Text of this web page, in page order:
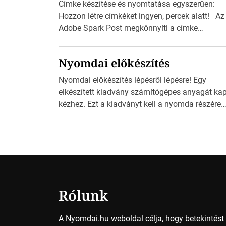
Címke készítése és nyomtatása egyszerűen:
Hozzon létre címkéket ingyen, percek alatt! Az
Adobe Spark Post megkönnyíti a címke
tartalmaz, amelyek segítségével igazán
foroghatnak a kreatív fogaskerekek, miközben
zajlik a saját címke készítése. Hogyan
készítsünk címkét? Válasszon méretet és alakot:
Nyomdai előkészítés
Nyomdai előkészítés lépésről lépésre! Egy
elkészített kiadvány számítógépes anyagát
kézhez. Ezt a kiadványt kell a nyomda részére
után derüljön ki, hogy valamit másképp kellett
volna csinálni! […]
Rólunk
A Nyomdai.hu weboldal célja, hogy